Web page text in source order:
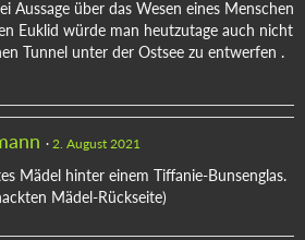
Aussage über das Wesen eines Menschen
Euklid würde man heutzutage auch nicht
Tunnel unter der Ostsee zu entwerfen .
2. August 2021
Mädel hinter einem Tiffanie-Bunsenglas.
Mädel-Rückseite)